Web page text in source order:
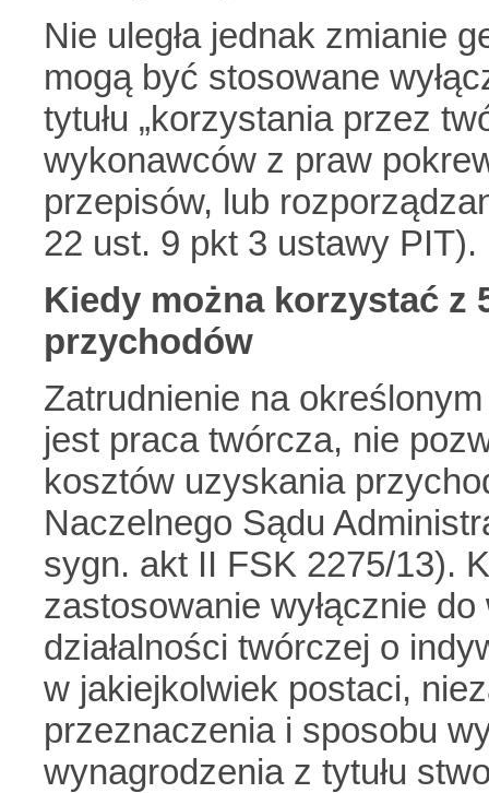
Nie uległa jednak zmianie
mogą być stosowane
tytułu „korzystania przez
wykonawców z praw
przepisów, lub
22 ust. 9 pkt 3 ustawy PIT).
Kiedy można korzystać z
przychodów
Zatrudnienie na
jest praca twórcza, nie
kosztów uzyskania
Naczelnego Sądu
sygn. akt II FSK 2275/13).
zastosowanie wyłącznie
działalności twórczej o
w jakiejkolwiek postaci,
przeznaczenia i sposobu
wynagrodzenia z tytułu